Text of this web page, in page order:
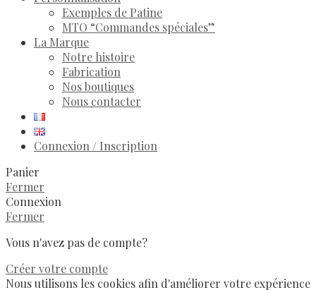
Exemples de Patine
MTO “Commandes spéciales”
La Marque
Notre histoire
Fabrication
Nos boutiques
Nous contacter
Connexion / Inscription
Panier
Fermer
Connexion
Fermer
Vous n'avez pas de compte?
Créer votre compte
Nous utilisons les cookies afin d'améliorer votre expérience